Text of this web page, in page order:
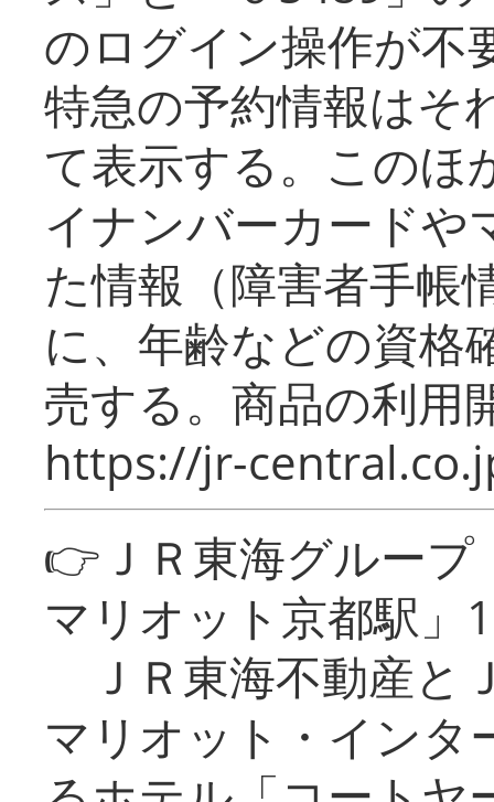
のログイン操作が不
特急の予約情報はそ
て表示する。このほ
イナンバーカードや
た情報（障害者手帳
に、年齢などの資格
売する。商品の利用
https://jr-
👉ＪＲ東海グルー
マリオット京都駅」
ＪＲ東海不動産と
マリオット・インタ